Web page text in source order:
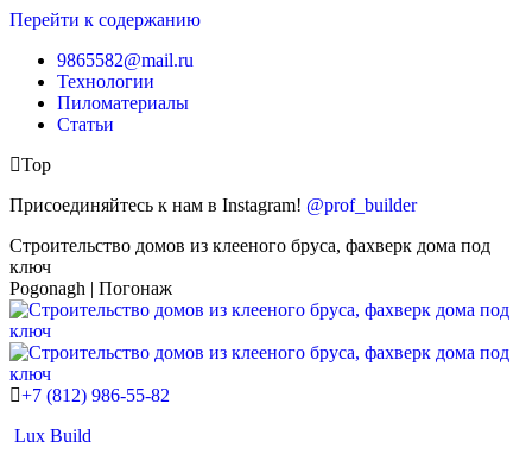
Перейти к содержанию
9865582@mail.ru
Технологии
Пиломатериалы
Статьи
Top
Присоединяйтесь к нам в Instagram! @prof_builder
Строительство домов из клееного бруса, фахверк дома под
ключ
Pogonagh | Погонаж
+7 (812) 986-55-82
Lux Build